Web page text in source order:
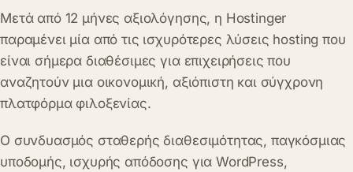
Μετά από 12 μήνες αξιολόγησης, η Hostinger
παραμένει μία από τις ισχυρότερες λύσεις hosting που
είναι σήμερα διαθέσιμες για επιχειρήσεις που
αναζητούν μια οικονομική, αξιόπιστη και σύγχρονη
πλατφόρμα φιλοξενίας.
Ο συνδυασμός σταθερής διαθεσιμότητας, παγκόσμιας
υποδομής, ισχυρής απόδοσης για WordPress,